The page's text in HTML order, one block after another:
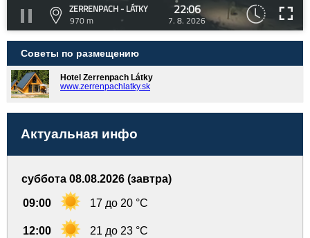
ZERRENPACH - LÁTKY
970 m
22:06
7. 8. 2026
Советы по размещению
Hotel Zerrenpach Látky
www.zerrenpachlatky.sk
Актуальная инфо
суббота 08.08.2026 (завтра)
09:00 17 до 20 °C
12:00 21 до 23 °C